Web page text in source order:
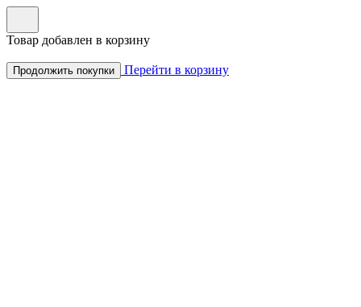
Товар добавлен в корзину
Продолжить покупки Перейти в корзину